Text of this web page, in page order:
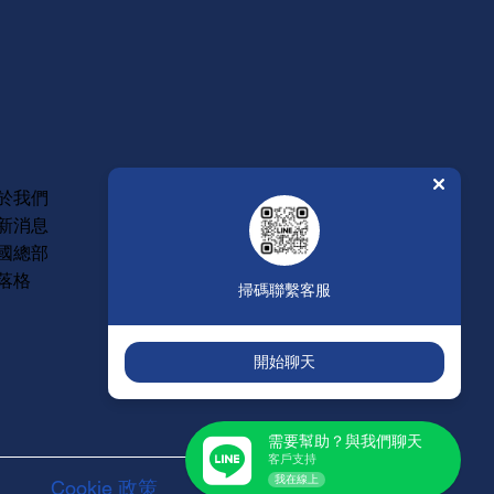
我們
消息
總部
格
維修保固
年度型錄
人才招募
Cookie 政策 服務聲明條款
掃碼聯繫客服
開始聊天
需要幫助？與我們聊天
客戶支持
我在線上